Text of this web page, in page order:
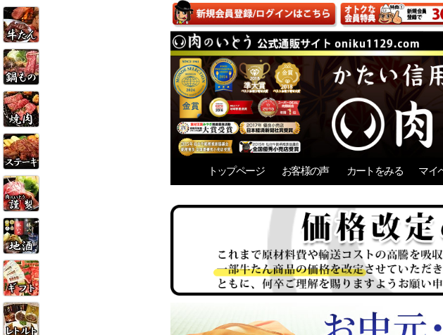
トップページ お客様の声 カートをみる マイ